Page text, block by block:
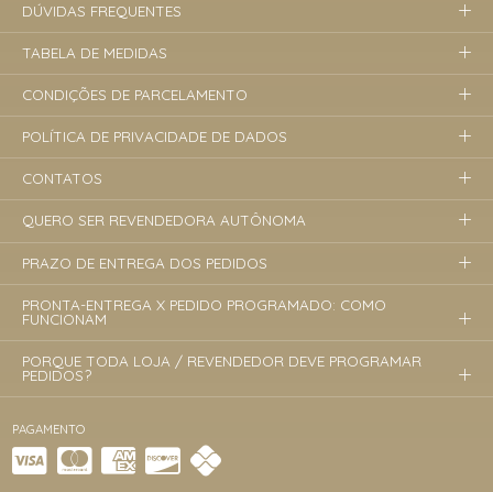
PAGAMENTO
DÚVIDAS FREQUENTES
TABELA DE MEDIDAS
CONDIÇÕES DE PARCELAMENTO
POLÍTICA DE PRIVACIDADE DE DADOS
CONTATOS
QUERO SER REVENDEDORA AUTÔNOMA
PRAZO DE ENTREGA DOS PEDIDOS
PRONTA-ENTREGA X PEDIDO PROGRAMADO: COMO
FUNCIONAM
PORQUE TODA LOJA / REVENDEDOR DEVE PROGRAMAR
PEDIDOS?